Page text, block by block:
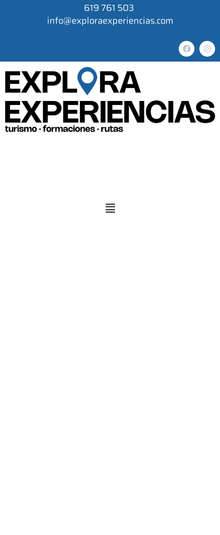
619 761 503
info@exploraexperiencias.com